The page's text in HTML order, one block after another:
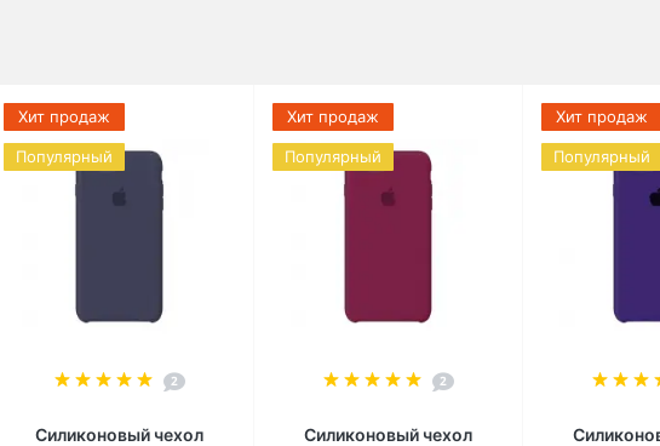
Хит продаж
Популярный
2
Силиконовый чехол
Хит продаж
Популярный
2
Силиконовый чехол
Хит продаж
Популярный